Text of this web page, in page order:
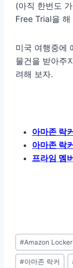
(아직 한번도
Free Trial을
미국 여행중에
물건을 받아주
려해 보자.
아마존 락
아마존 락
프라임 멤
Post
Tags:
#Amazon Locker
#아마존 락커